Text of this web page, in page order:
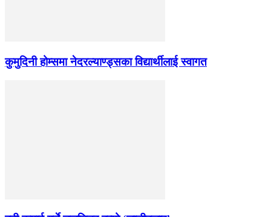
कुमुदिनी होम्समा नेदरल्याण्ड्सका विद्यार्थीलाई स्वागत